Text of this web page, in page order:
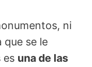
ni
que se le
es una de las